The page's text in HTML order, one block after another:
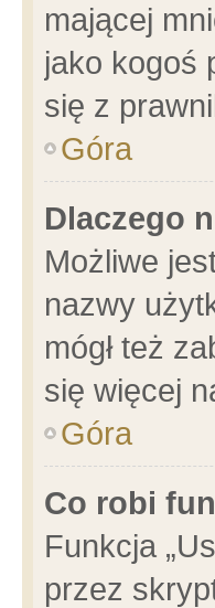
mającej
jako kogoś
się z
Góra
Dlaczego
Możliwe
nazwy
mógł też
się więcej
Góra
Co robi
Funkcja
przez